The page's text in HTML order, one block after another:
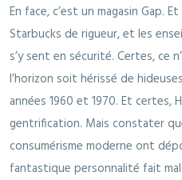
En face, c’est un magasin Gap.
Starbucks de rigueur, et les
s’y sent en sécurité. Certes, ce
l’horizon soit hérissé de
années 1960 et 1970. Et certes,
gentrification. Mais constater
consumérisme moderne ont
fantastique personnalité fait mal